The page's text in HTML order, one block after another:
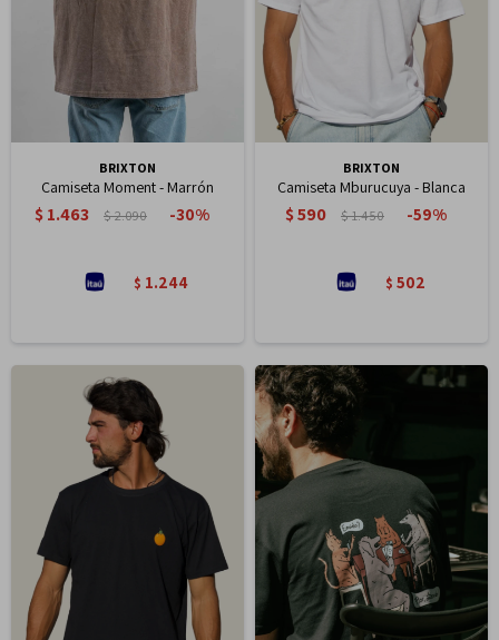
BRIXTON
Camiseta Moment - Marrón
$1.463 $2.090 30
$ 1.244
BRIXTON
Camiseta Mburucuya - Blanca
$590 $1.450 59
$ 502